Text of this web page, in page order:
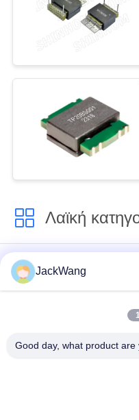
Λαϊκή
διασπασμένος
τρέχων
μετασχηματιστής
Μετασχηματιστή
JackWang
Good day, what product